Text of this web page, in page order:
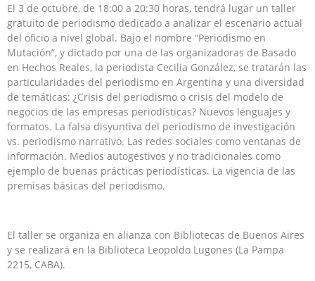
El 3 de octubre, de 18:00 a 20:30 horas, tendrá lugar un taller
gratuito de periodismo dedicado a analizar el escenario actual
del oficio a nivel global. Bajo el nombre “Periodismo en
Mutación”, y dictado por una de las organizadoras de Basado
en Hechos Reales, la periodista Cecilia González, se tratarán las
particularidades del periodismo en Argentina y una diversidad
de temáticas: ¿Crisis del periodismo o crisis del modelo de
negocios de las empresas periodísticas? Nuevos lenguajes y
formatos. La falsa disyuntiva del periodismo de investigación
vs. periodismo narrativo. Las redes sociales como ventanas de
información. Medios autogestivos y no tradicionales como
ejemplo de buenas prácticas periodísticas. La vigencia de las
premisas básicas del periodismo.
El taller se organiza en alianza con Bibliotecas de Buenos Aires
y se realizará en la Biblioteca Leopoldo Lugones (La Pampa
2215, CABA).